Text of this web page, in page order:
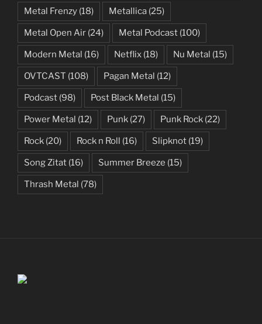
Metal Frenzy (18) Metallica (25)
Metal Open Air (24) Metal Podcast (100)
Modern Metal (16) Netflix (18) Nu Metal (15)
OVTCAST (108) Pagan Metal (12)
Podcast (98) Post Black Metal (15)
Power Metal (12) Punk (27) Punk Rock (22)
Rock (20) Rock n Roll (16) Slipknot (19)
Song Zitat (16) Summer Breeze (15)
Thrash Metal (78)